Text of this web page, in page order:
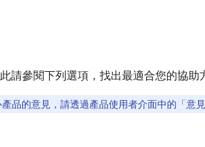
請參閱下列選項，找出最適合您的協助
品的意見，請透過產品使用者介面中的「意見